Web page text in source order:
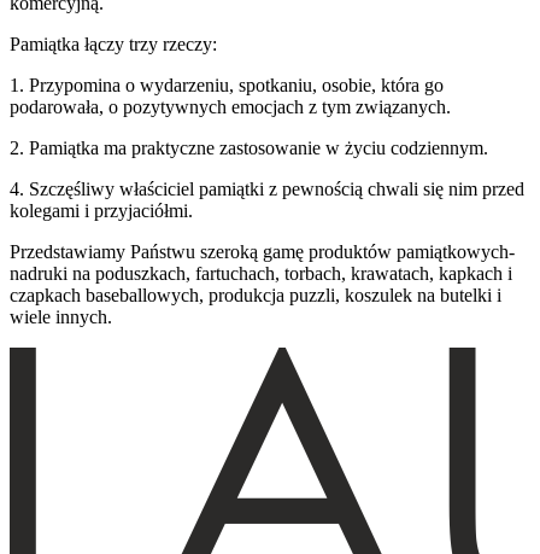
Pamiątka łączy trzy rzeczy:
1. Przypomina o wydarzeniu, spotkaniu, osobie, która go
podarowała, o pozytywnych emocjach z tym związanych.
2. Pamiątka ma praktyczne zastosowanie w życiu codziennym.
4. Szczęśliwy właściciel pamiątki z pewnością chwali się nim przed
kolegami i przyjaciółmi.
Przedstawiamy Państwu szeroką gamę produktów pamiątkowych-
nadruki na poduszkach, fartuchach, torbach, krawatach, kapkach i
czapkach baseballowych, produkcja puzzli, koszulek na butelki i
wiele innych.